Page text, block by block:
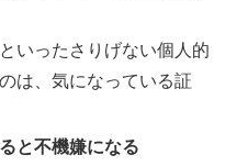
いったさりげない個人的
は、気になっている証
と不機嫌になる